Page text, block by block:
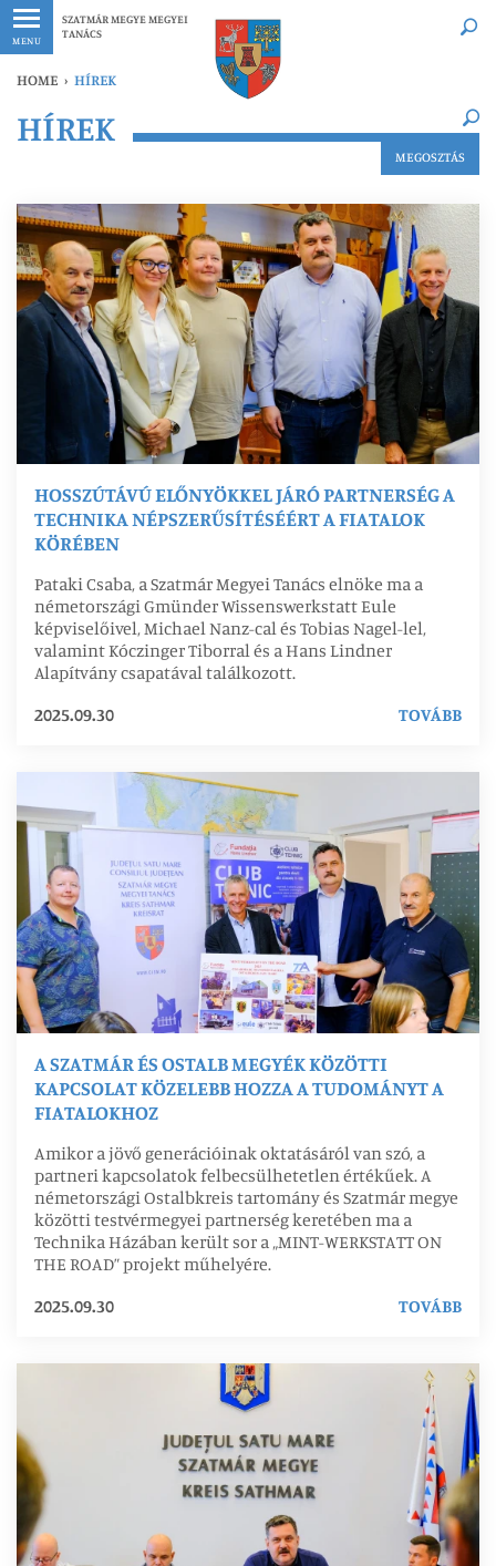
MENU
SZATMÁR MEGYE MEGYEI
TANÁCS
Legfrissebb Bármikor
HOME › HÍREK
×
HÍREK
MEGOSZTÁS
HOSSZÚTÁVÚ ELŐNYÖKKEL JÁRÓ PARTNERSÉG A
TECHNIKA NÉPSZERŰSÍTÉSÉÉRT A FIATALOK
KÖRÉBEN
Pataki Csaba, a Szatmár Megyei Tanács elnöke ma a
németországi Gmünder Wissenswerkstatt Eule
képviselőivel, Michael Nanz-cal és Tobias Nagel-lel,
valamint Kóczinger Tiborral és a Hans Lindner
Alapítvány csapatával találkozott.
2025.09.30
TOVÁBB
A SZATMÁR ÉS OSTALB MEGYÉK KÖZÖTTI
KAPCSOLAT KÖZELEBB HOZZA A TUDOMÁNYT A
FIATALOKHOZ
Amikor a jövő generációinak oktatásáról van szó, a
partneri kapcsolatok felbecsülhetetlen értékűek. A
németországi Ostalbkreis tartomány és Szatmár megye
közötti testvérmegyei partnerség keretében ma a
Technika Házában került sor a „MINT-WERKSTATT ON
THE ROAD” projekt műhelyére.
2025.09.30
TOVÁBB